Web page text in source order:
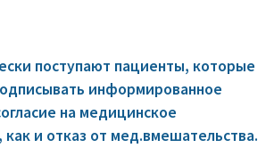
поступают пациенты, которые
информированное
на медицинское
и отказ от мед.вмешательства.